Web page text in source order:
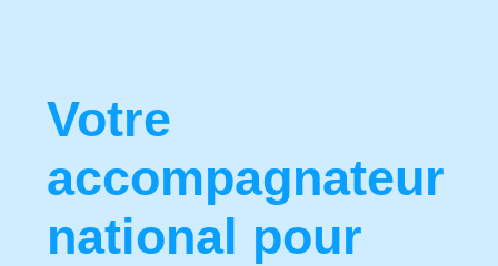
Votre
accompagnateur
national pour